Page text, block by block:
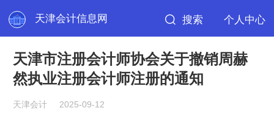
天津会计信息网 搜索 个人中心
天津市注册会计师协会关于撤销周赫
然执业注册会计师注册的通知
天津会计 2025-09-12